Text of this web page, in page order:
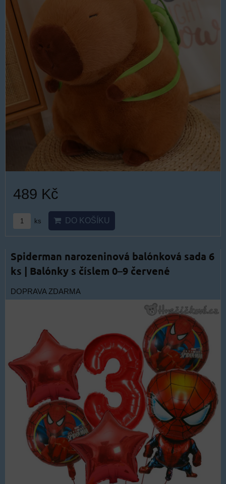
489 Kč
ks DO KOŠÍKU
Spiderman narozeninová balónková sada 6
ks | Balónky s číslem 0–9 červené
DOPRAVA ZDARMA